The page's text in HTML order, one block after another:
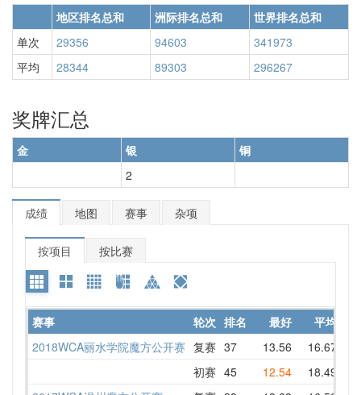
地区排名总和 洲际排名总和
世界排名总和
单次
29356 94603
341973
平均
28344 89303 296267
奖牌汇总
金 银
铜
2
成绩 地图 赛事 杂项
按项目 按比赛
赛事 轮次 排名 最好 平均
2018WCA丽水学院魔方公开赛 复赛 37 13.56 16.67
初赛 45 12.54 18.49